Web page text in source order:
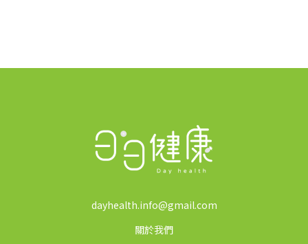
dayhealth.info@gmail.com
關於我們